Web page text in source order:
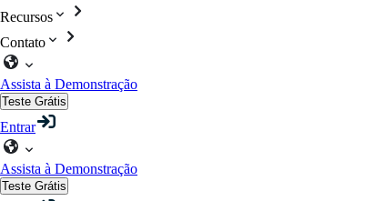
Recursos
Contato
Assista à Demonstração
Teste Grátis
Entrar
Assista à Demonstração
Teste Grátis